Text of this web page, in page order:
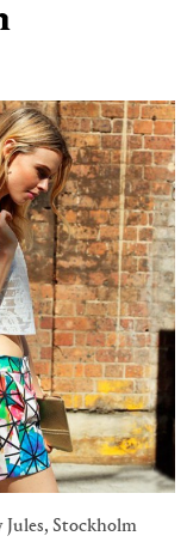
Jules, Stockholm